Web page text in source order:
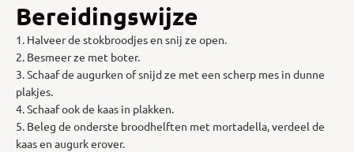
Bereidingswijze
1. Halveer de stokbroodjes en snij ze open.
2. Besmeer ze met boter.
3. Schaaf de augurken of snijd ze met een scherp mes in dunne
plakjes.
4. Schaaf ook de kaas in plakken.
5. Beleg de onderste broodhelften met mortadella, verdeel de
kaas en augurk erover.